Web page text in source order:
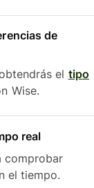
de
el tipo
Wise.
real
comprobar
el tiempo.